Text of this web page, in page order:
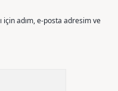
için adım, e-posta adresim ve